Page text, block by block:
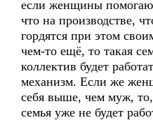
если женщины
что на производстве,
гордятся при этом
чем-то ещё, то такая
коллектив будет
механизм. Если же
себя выше, чем муж,
семья уже не будет